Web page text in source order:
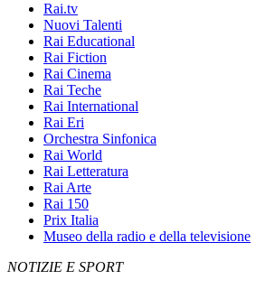
Rai.tv
Nuovi Talenti
Rai Educational
Rai Fiction
Rai Cinema
Rai Teche
Rai International
Rai Eri
Orchestra Sinfonica
Rai World
Rai Letteratura
Rai Arte
Rai 150
Prix Italia
Museo della radio e della televisione
NOTIZIE E SPORT